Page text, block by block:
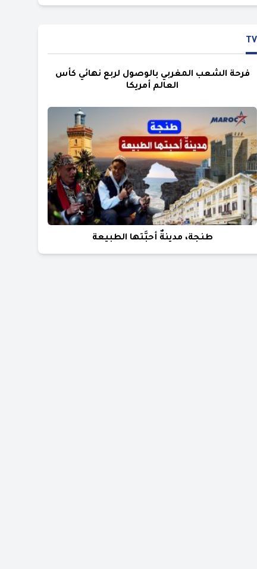
TV
فرحة الشعب المغربي بالوصول لربع نهائي كأس
العالم أمريكا
طنجة، مدينةٌ أحبَّتها الطبيعة